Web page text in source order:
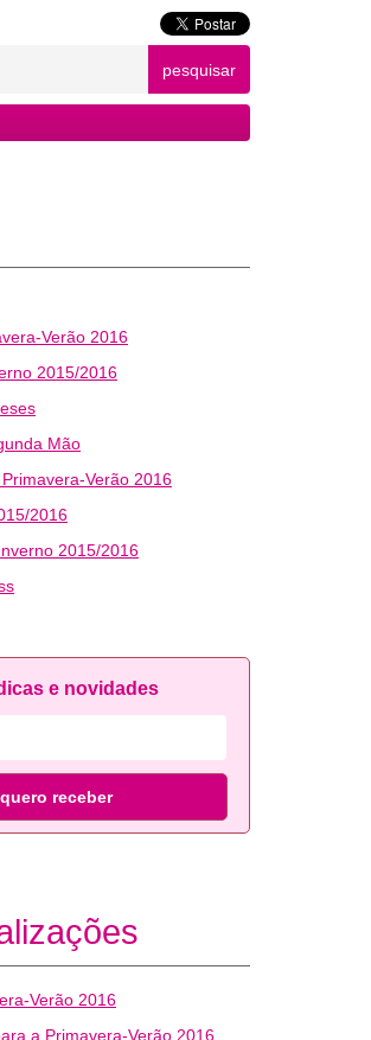
pesquisar
Verão 2016
2015/2016
Mão
Verão 2016
2016
2015/2016
e novidades
receber
Verão 2016
a Primavera-Verão 2016